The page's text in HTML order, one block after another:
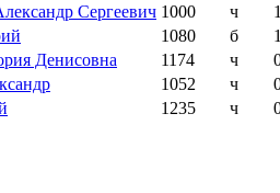
Сергеевич 1000 ч
1080 б
Денисовна 1174 ч
1052 ч
1235 ч